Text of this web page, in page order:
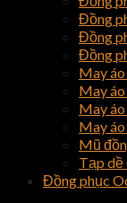
Đồng
Đồng
Đồng
May
May
May
May
Mũ
Tạp dề
Đồng phục